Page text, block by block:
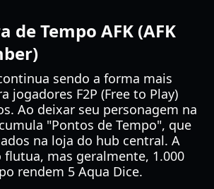
de Tempo AFK (AFK
sendo a forma mais
jogadores F2P (Free to Play)
Ao deixar seu personagem na
"Pontos de Tempo", que
na loja do hub central. A
mas geralmente, 1.000
rendem 5 Aqua Dice.